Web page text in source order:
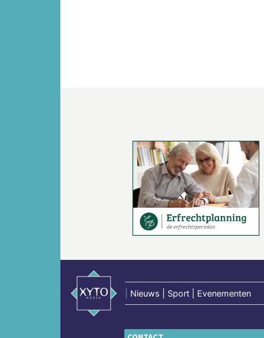
Nieuws | Sport | Evenementen